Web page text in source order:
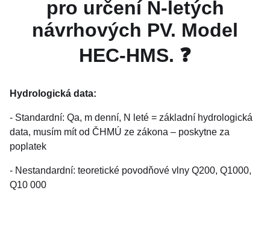
pro určení N-letých
návrhových PV. Model
HEC-HMS. ❓
Hydrologická data:
- Standardní: Qa, m denní, N leté = základní hydrologická
data, musím mít od ČHMÚ ze zákona – poskytne za
poplatek
- Nestandardní: teoretické povodňové vlny Q200, Q1000,
Q10 000